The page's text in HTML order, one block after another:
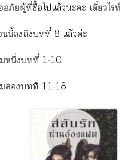
ภัยผู้ที่ซื้อไแล้วะะ เดี๋ยวไ
นี้ถึงที่ 8 แล้วค่ะ
มหนึ่งที่ 1-10
มที่ 11-18